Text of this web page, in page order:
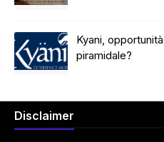
Kyani,
piramidale?
Disclaimer